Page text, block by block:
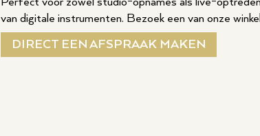
van digitale instrumenten. Bezoek een van onze
DIRECT EEN AFSPRAAK MAKEN